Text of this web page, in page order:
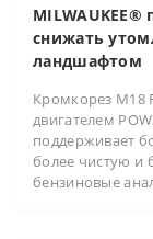
снижать
ландшафтом
Кромкорез
двигателем
поддерживает
более чистую и
бензиновые